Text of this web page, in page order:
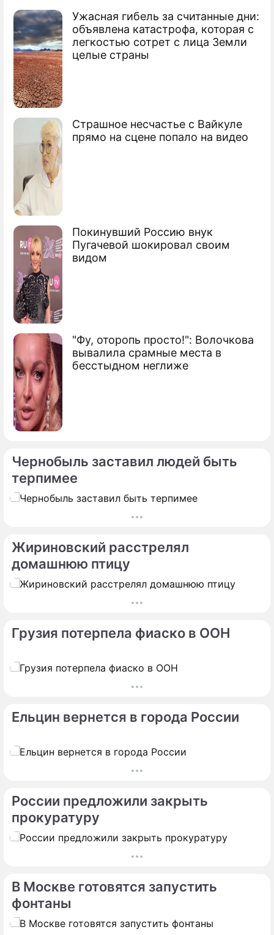
Ужасная гибель за считанные дни:
объявлена катастрофа, которая с
легкостью сотрет с лица Земли
целые страны
Страшное несчастье с Вайкуле
прямо на сцене попало на видео
Покинувший Россию внук
Пугачевой шокировал своим
видом
"Фу, оторопь просто!": Волочкова
вывалила срамные места в
бесстыдном неглиже
По теме
Папа Римский стал "Человеком года"
Папа Римский работал вышибалой в
клубе
Франциск поцеловал изуродованного
калеку
Чернобыль заставил людей быть
терпимее
Жириновский расстрелял
домашнюю птицу
Грузия потерпела фиаско в ООН
Ельцин вернется в города России
России предложили закрыть
прокуратуру
В Москве готовятся запустить
фонтаны